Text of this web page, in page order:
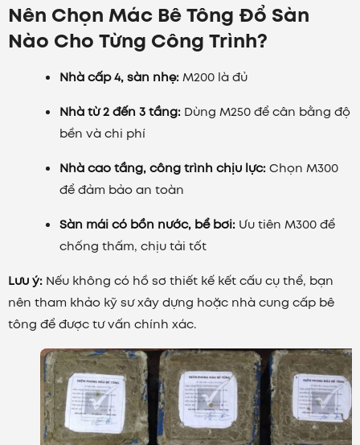
Nên Chọn Mác Bê Tông Đổ Sàn
Nào Cho Từng Công Trình?
Nhà cấp 4, sàn nhẹ:M200 là đủ
Nhà từ 2 đến 3 tầng: Dùng M250 để cân bằng độ
bền và chi phí
Nhà cao tầng, công trình chịu lực:Chọn M300
để đảm bảo an toàn
Sàn mái có bồn nước, bể bơi: Ưu tiên M300 để
chống thấm, chịu tải tốt
Lưu ý: Nếu không có hồ sơ thiết kế kết cấu cụ thể, bạn
nên tham khảo kỹ sư xây dựng hoặc nhà cung cấp bê
tông để được tư vấn chính xác.